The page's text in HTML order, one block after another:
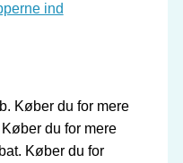
ind
Køber du for mere
du for mere
Køber du for